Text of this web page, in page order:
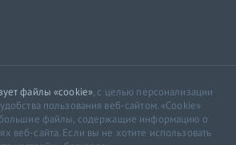
файлы «cookie», с целью персонализации
пользования веб-сайтом. «Cookie»
файлы, содержащие информацию о
веб-сайта. Если вы не хотите использовать